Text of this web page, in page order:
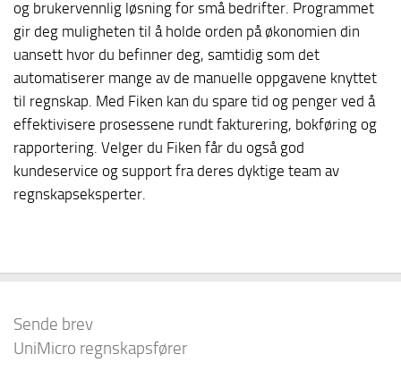
og brukervennlig løsning for små bedrifter. Programmet
gir deg muligheten til å holde orden på økonomien din
uansett hvor du befinner deg, samtidig som det
automatiserer mange av de manuelle oppgavene knyttet
til regnskap. Med Fiken kan du spare tid og penger ved å
effektivisere prosessene rundt fakturering, bokføring og
rapportering. Velger du Fiken får du også god
kundeservice og support fra deres dyktige team av
regnskapseksperter.
Sende brev
UniMicro regnskapsfører